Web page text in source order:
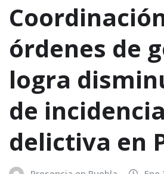
órdenes de
logra
de incidencia
delictiva en